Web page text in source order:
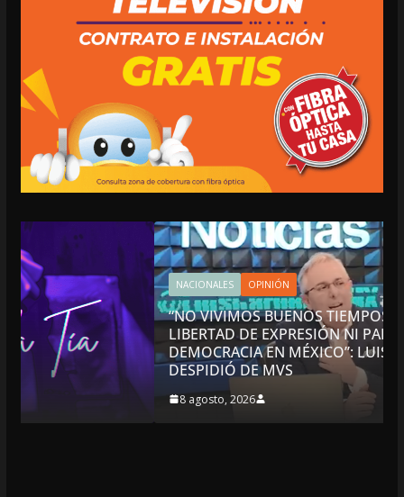
NACIONALES OPINIÓN
“NO VIVIMOS BUENOS TIEMPOS PARA LA
LIBERTAD DE EXPRESIÓN NI PARA LA
DEMOCRACIA EN MÉXICO”: LUIS CÁRDENAS; SE
DESPIDIÓ DE MVS
8 agosto, 2026